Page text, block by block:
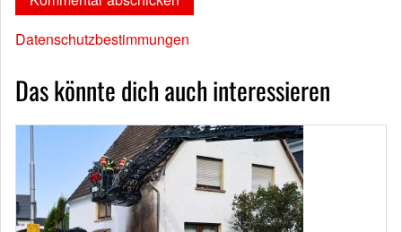
Datenschutzbestimmungen
Das könnte dich auch interessieren